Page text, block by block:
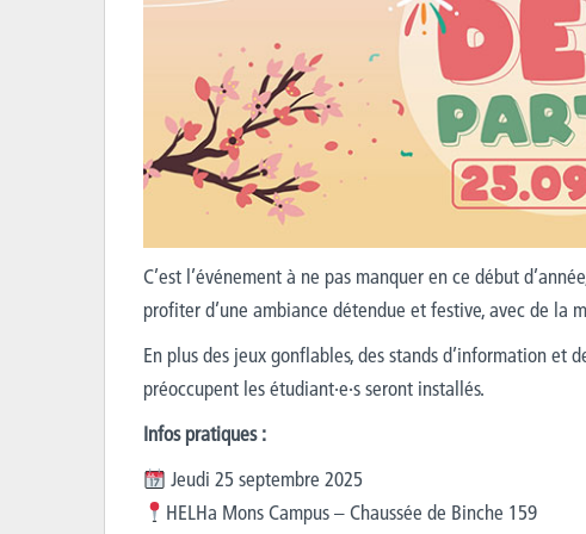
C’est l’événement à ne pas manquer en ce début
profiter d’une ambiance détendue et festive, avec de la
En plus des jeux gonflables,des stands d’information et
préoccupent lesétudiant·e·sseront installés.
Infos pratiques :
Jeudi 25 septembre 2025
HELHa Mons Campus – Chaussée de Binche 159